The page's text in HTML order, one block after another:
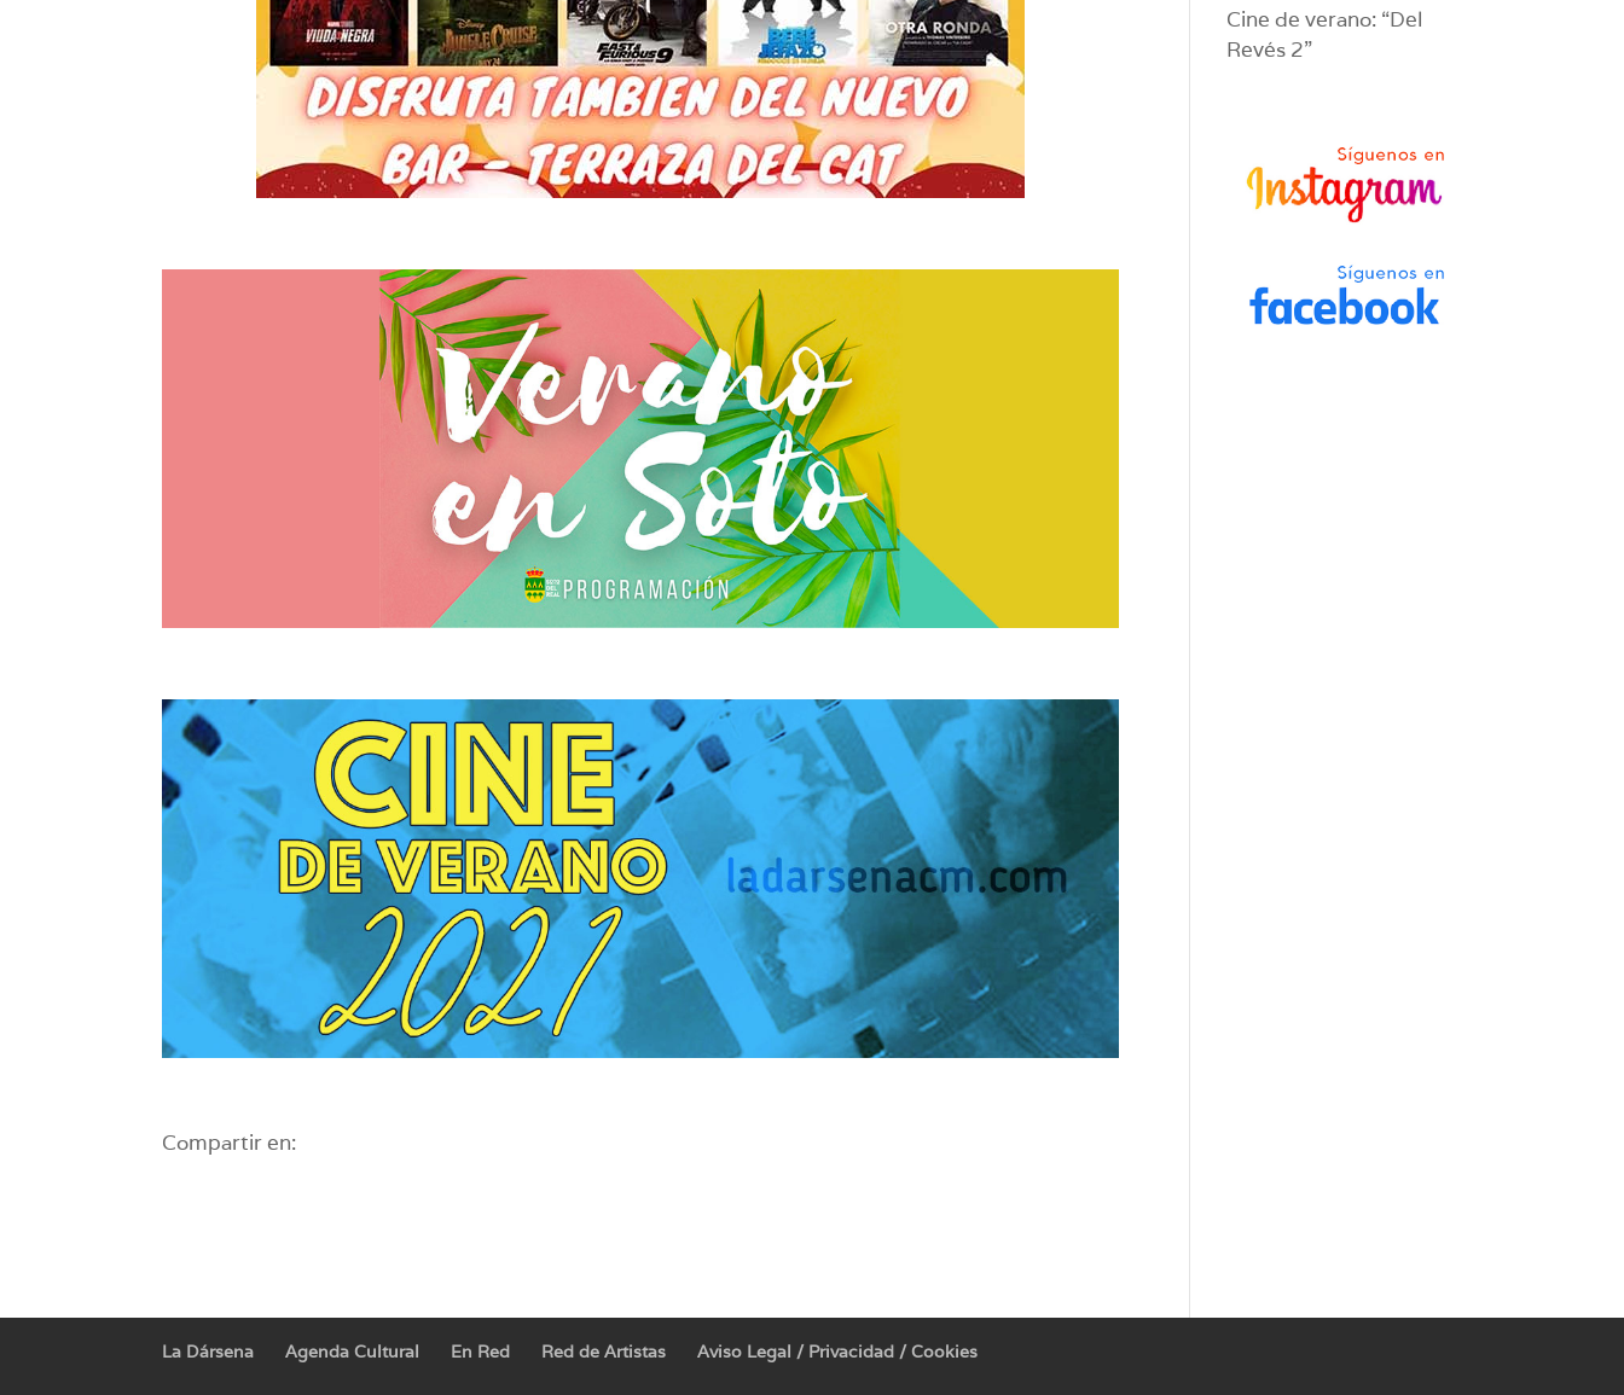
Compartir en:
Cine de verano: “Del
Revés 2”
La Dársena Agenda Cultural En Red Red de Artistas Aviso Legal / Privacidad / Cookies